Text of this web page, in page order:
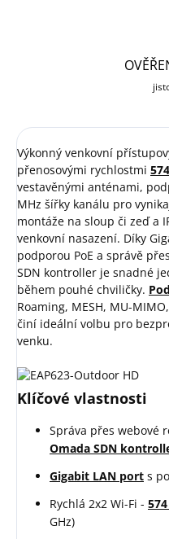
Výkonný venkovní
přenosovými rychlostmi
vestavěnými anténami,
MHz šířky kanálu pro
montáže na sloup či zeď a
venkovní nasazení. Díky
podporou PoE a správě
SDN kontroller je snadné
během pouhé chviličky.
Roaming, MESH, MU-
činí ideální volbu pro
venku.
Klíčové vlastnosti
Správa přes webové
Omada SDN
Gigabit LAN port s
Rychlá 2x2 Wi-Fi -
GHz)